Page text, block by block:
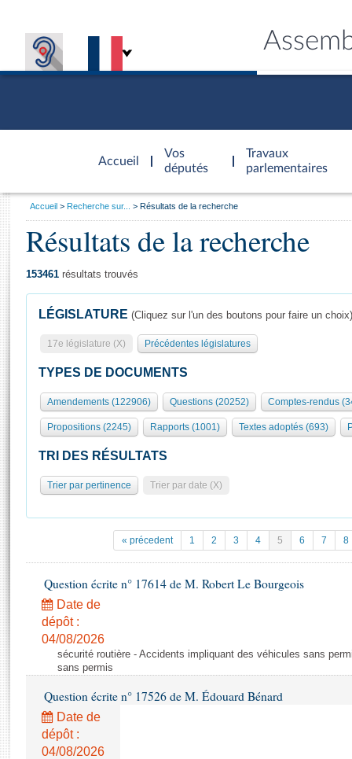
Accueil
d'accueil
Vos
députés
Travaux
parlementaires
Présidence
577 députés
Groupes politiques
Séance publique
Commissions et autres organes
Europe et International
Pétitions
Projets de loi
Propositions de loi
Amendements
Textes adoptés
Rapports législatifs
Rapports sur l'application des lois
Général
Rôle et pouvoirs de l'Assemblée
Organisation de l'Assemblée
Présidence Conférence des Présidents Bureau Collège des
Statistiques et chiffres clés
Documents de référence
( Constitution | Règlement de l'Assemblée ... )
Histoire
Juniors
Anciennes législatures
Visiter l'Assemblée
Visite virtuelle du palais Bourbon
Assister à une séance
La Bibliothèque
Contacts et plan d'accès
Photos libres de droit
Vous
Accueil Recherche sur... Résultats de la recherche
Résultats de la recherche
153461 résultats trouvés
LÉGISLATURE (Cliquez sur l'un des boutons pour faire un choix)
17e législature (X) Précédentes législatures
TYPES DE DOCUMENTS
Amendements (122906) Questions (20252) Comptes-rendus
Propositions (2245) Rapports (1001) Textes adoptés (693)
TRI DES RÉSULTATS
Trier par pertinence Trier par date (X)
« précedent 1 2 3 4 5 6 7 8
Question écrite n° 17614 de M. Robert Le Bourgeois
Date de
dépôt :
04/08/2026
sécurité routière - Accidents impliquant des véhicules sans
sans permis
Question écrite n° 17526 de M. Édouard Bénard
Date de
dépôt :
04/08/2026